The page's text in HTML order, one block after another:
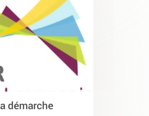
démarche